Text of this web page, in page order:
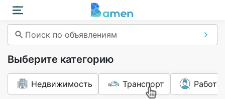
Поиск по объявлениям
Выберите категорию
Недвижимость Транспорт Работа